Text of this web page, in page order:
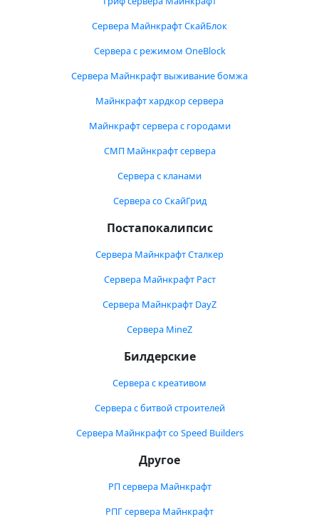
Сервера Майнкрафт СкайБлок
Сервера с режимом OneBlock
Сервера Майнкрафт выживание бомжа
Майнкрафт хардкор сервера
Майнкрафт сервера с городами
СМП Майнкрафт сервера
Сервера с кланами
Сервера со СкайГрид
Постапокалипсис
Сервера Майнкрафт Сталкер
Сервера Майнкрафт Раст
Сервера Майнкрафт DayZ
Сервера MineZ
Билдерские
Сервера с креативом
Сервера с битвой строителей
Сервера Майнкрафт со Speed Builders
Другое
РП сервера Майнкрафт
РПГ сервера Майнкрафт